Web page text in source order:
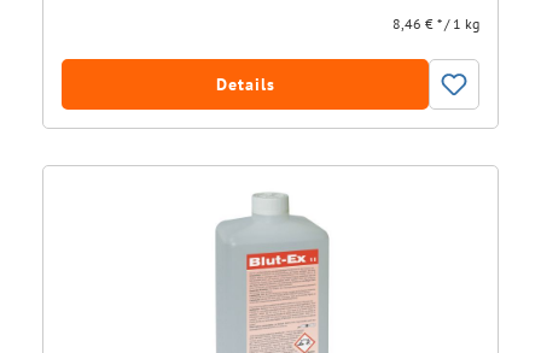
8,46 € * / 1 kg
Details